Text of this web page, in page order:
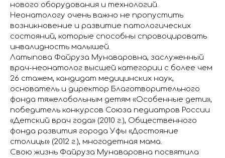
нового оборудования и технологий.
Неонатологу очень важно не пропустить
возникновение и развитие патологических
состояний, которые способны спровоцировать
инвалидность малышей.
Латыпова Файруза Мунаваровна, заслуженный
врач-неонатолог высшей категории с более чем
26 стажем, кандидат медицинских наук,
основатель и директор Благотворительного
фонда тяжелобольным детям «Особенные дети»,
победитель конкурсов Союза педиатров России
«Детский врач года» (2010 г.), Общественного
фонда развития города Уфы «Достояние
столицы» (2012 г.), многодетная мама.
Свою жизнь Файруза Мунаваровна посвятила